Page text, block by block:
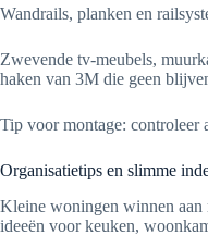
Wandrails, planken en
Zwevende tv-meubels,
haken van 3M die geen
Tip voor montage: controleer
Organisatietips en slimme
Kleine woningen winnen aan
ideeën voor keuken,